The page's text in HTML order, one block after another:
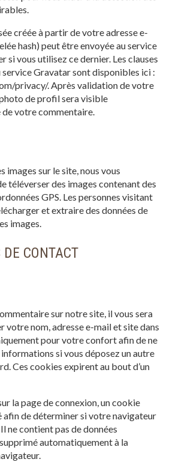
créée à partir de votre adresse e-
hash) peut être envoyée au service
si vous utilisez ce dernier. Les clauses
Gravatar sont disponibles ici :
privacy/. Après validation de votre
de profil sera visible
votre commentaire.
images sur le site, nous vous
téléverser des images contenant des
GPS. Les personnes visitant
et extraire des données de
images.
CONTACT
sur notre site, il vous sera
votre nom, adresse e-mail et site dans
pour votre confort afin de ne
si vous déposez un autre
Ces cookies expirent au bout d’un
la page de connexion, un cookie
afin de déterminer si votre navigateur
ne contient pas de données
automatiquement à la